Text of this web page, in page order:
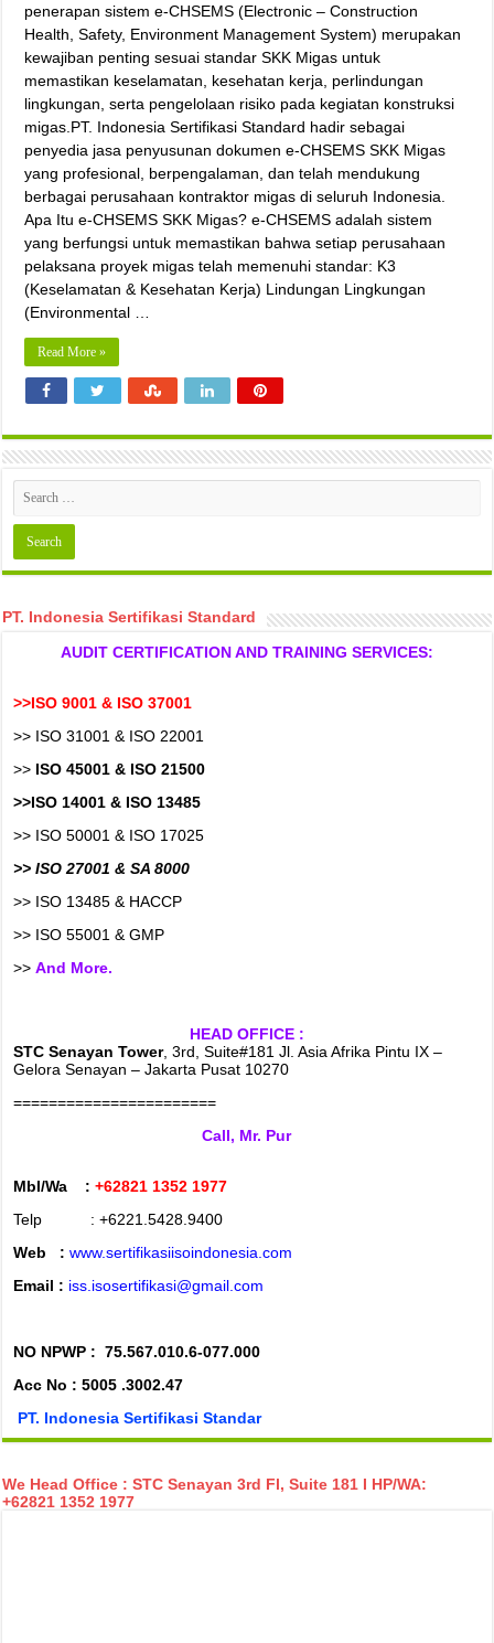
penerapan sistem e-CHSEMS (Electronic – Construction
Health, Safety, Environment Management System) merupakan
kewajiban penting sesuai standar SKK Migas untuk
memastikan keselamatan, kesehatan kerja, perlindungan
lingkungan, serta pengelolaan risiko pada kegiatan konstruksi
migas.PT. Indonesia Sertifikasi Standard hadir sebagai
penyedia jasa penyusunan dokumen e-CHSEMS SKK Migas
yang profesional, berpengalaman, dan telah mendukung
berbagai perusahaan kontraktor migas di seluruh Indonesia.
Apa Itu e-CHSEMS SKK Migas? e-CHSEMS adalah sistem
yang berfungsi untuk memastikan bahwa setiap perusahaan
pelaksana proyek migas telah memenuhi standar: K3
(Keselamatan & Kesehatan Kerja) Lindungan Lingkungan
(Environmental …
Read More »
PT. Indonesia Sertifikasi Standard
AUDIT CERTIFICATION AND TRAINING SERVICES:
>>ISO 9001 & ISO 37001
>> ISO 31001 & ISO 22001
>> ISO 45001 & ISO 21500
>>ISO 14001 & ISO 13485
>> ISO 50001 & ISO 17025
>> ISO 27001 & SA 8000
>> ISO 13485 & HACCP
>> ISO 55001 & GMP
>>And More.
HEAD OFFICE :
STC Senayan Tower, 3rd, Suite#181 Jl. Asia Afrika Pintu IX –
Gelora Senayan – Jakarta Pusat 10270
=======================
Call, Mr. Pur
Mbl/Wa :+62821 1352 1977
Telp : +6221.5428.9400
Web :www.sertifikasiisoindonesia.com
Email : iss.isosertifikasi@gmail.com
NO NPWP : 75.567.010.6-077.000
Acc No : 5005 .3002.47
PT. Indonesia Sertifikasi Standar
We Head Office : STC Senayan 3rd Fl, Suite 181 I HP/WA:
+62821 1352 1977